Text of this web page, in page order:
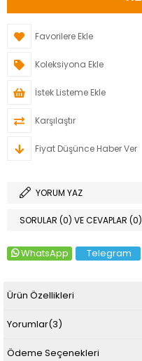
Favorilere Ekle
Koleksiyona Ekle
İstek Listeme Ekle
Karşılaştır
Fiyat Düşünce Haber Ver
YORUM YAZ
SORULAR (0) VE CEVAPLAR (0)
WhatsApp Telegram
Ürün Özellikleri
Yorumlar(3)
Ödeme Seçenekleri